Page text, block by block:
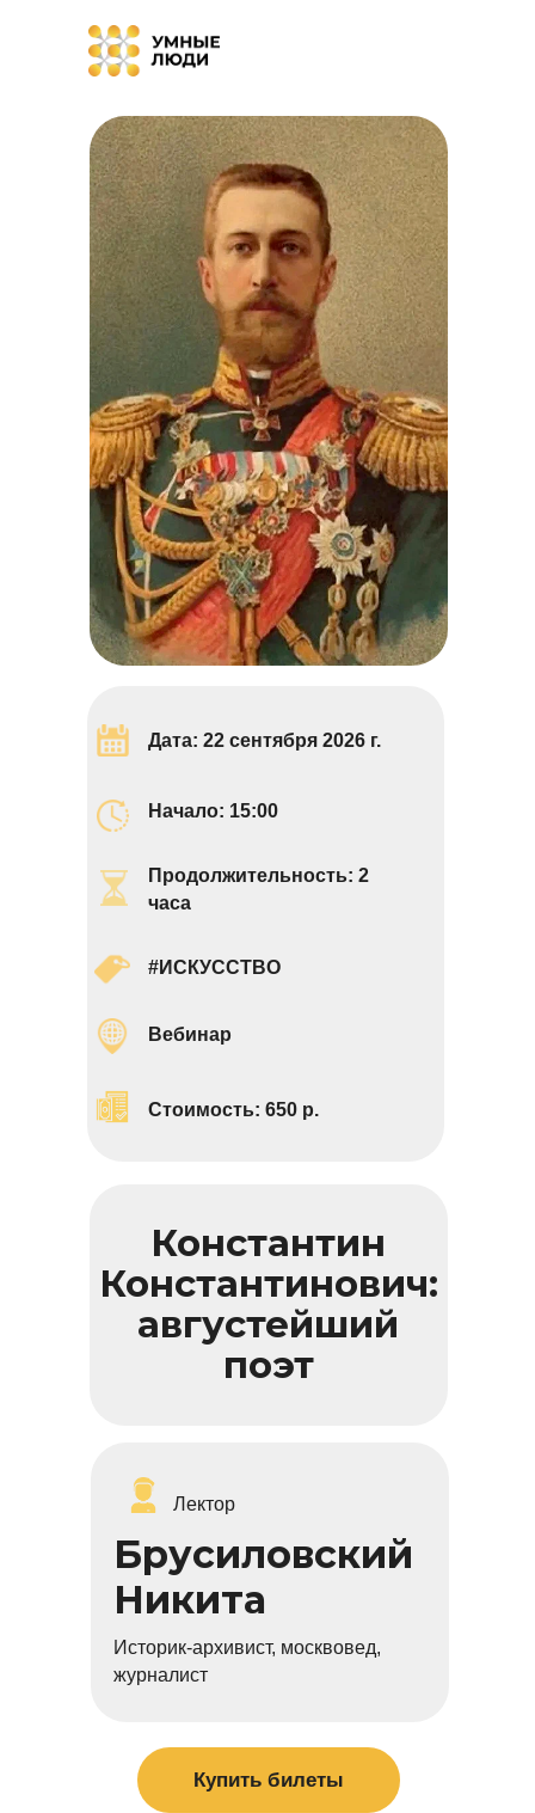
Брусиловский
Никита
Купить билеты
Константин
Константинович:
августейший
поэт
Лектор
Историк-архивист, москвовед,
журналист
Дата: 22 сентября 2026 г.
#ИСКУССТВО
Вебинар
Продолжительность: 2
часа
Стоимость: 650 р.
Начало: 15:00